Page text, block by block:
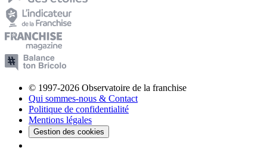
© 1997-2026 Observatoire de la franchise
Qui sommes-nous & Contact
Politique de confidentialité
Mentions légales
Gestion des cookies